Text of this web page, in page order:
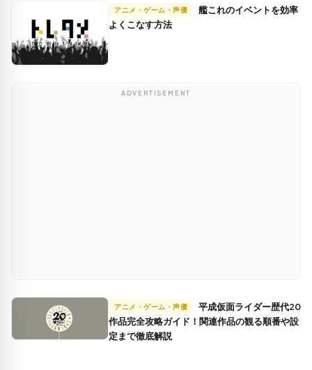
アニメ・ゲーム・声優
よくこなす方法
ADVERTISEMENT
アニメ・ゲーム・声優
作品完全攻略ガイド！関連作品の観る順番や設
定まで徹底解説